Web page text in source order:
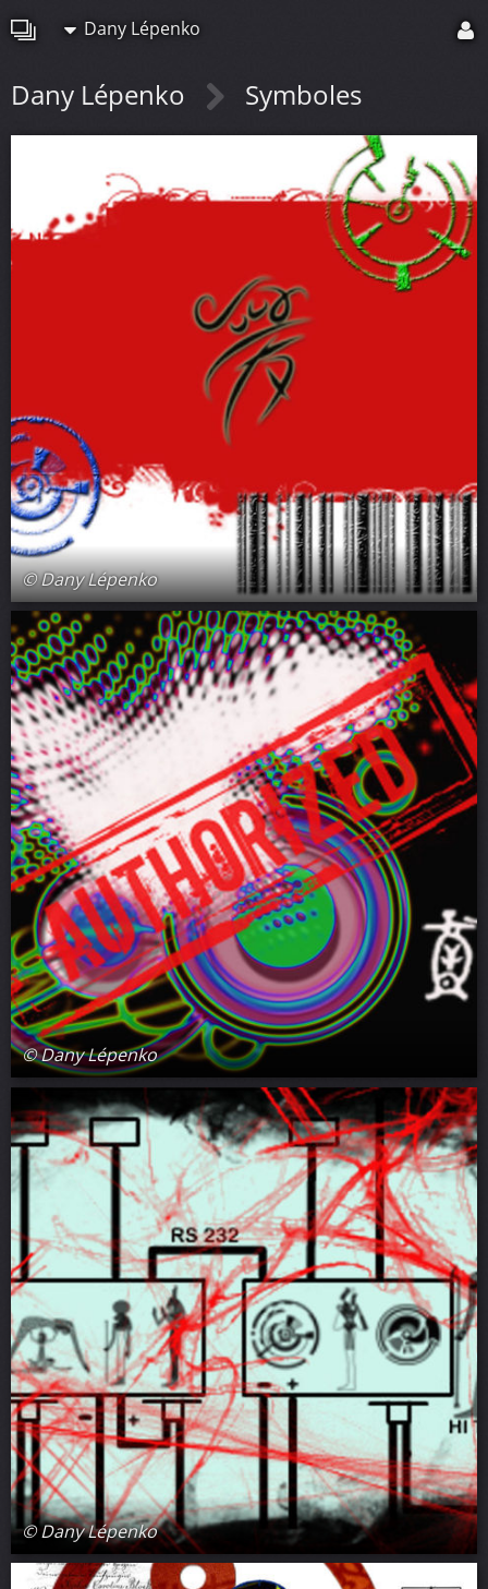
Dany Lépenko
Dany Lépenko Symboles
© Dany Lépenko
© Dany Lépenko
© Dany Lépenko